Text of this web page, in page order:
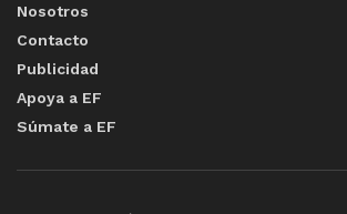
Nosotros
Contacto
Publicidad
Apoya a EF
Súmate a EF